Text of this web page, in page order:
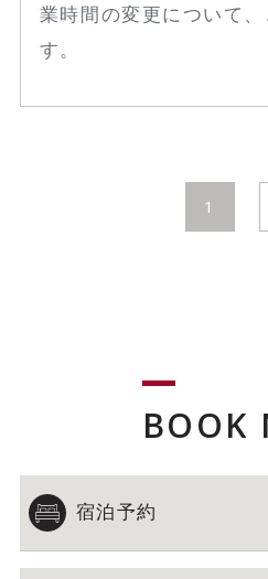
業時間の変更について
す。
1
BOOK
宿泊予約